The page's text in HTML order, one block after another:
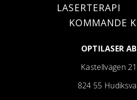
LASERTERAPI
KOMMANDE
OPTILASER AB
Kastellvägen 21
824 55